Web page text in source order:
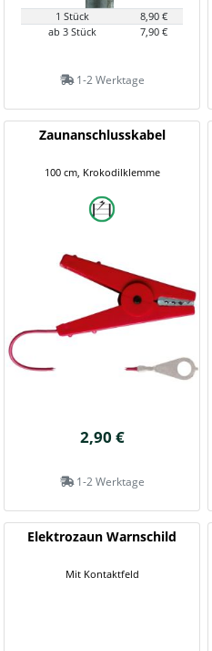
1 Stück
8,90 €
ab 3 Stück
7,90 €
1-2 Werktage
Zaunanschlusskabel
100 cm, Krokodilklemme
2,90 €
1-2 Werktage
Elektrozaun Warnschild
Mit Kontaktfeld